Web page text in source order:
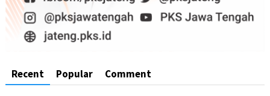
Recent Popular Comment